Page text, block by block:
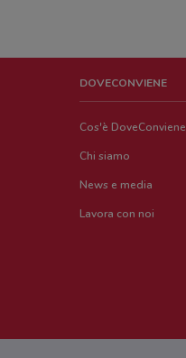
DOVECONVIENE
Cos'è DoveConviene
Chi siamo
News e media
Lavora con noi